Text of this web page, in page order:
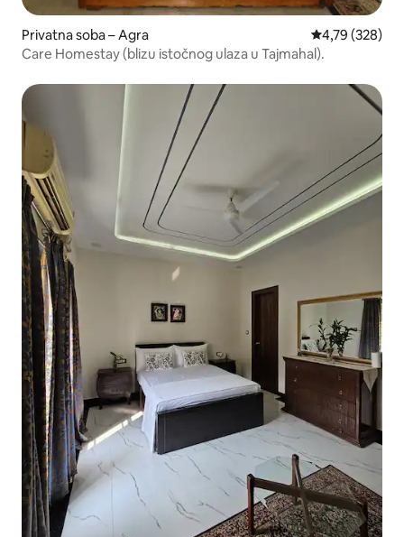
Privatna soba – Agra Prosječna
4,79 (328)
Care Homestay (blizu istočnog ulaza u Tajmahal).